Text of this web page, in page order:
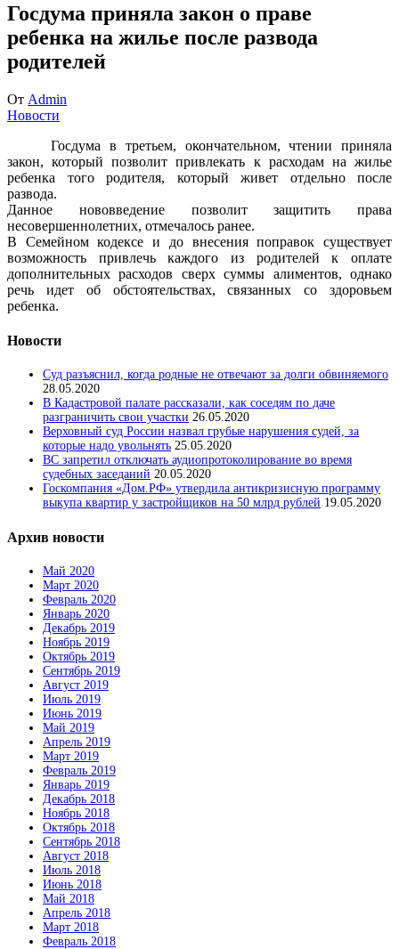
Госдума приняла закон о праве
ребенка на жилье после развода
родителей
От Admin
Новости
Госдума в третьем, окончательном, чтении приняла
закон, который позволит привлекать к расходам на жилье
ребенка того родителя, который живет отдельно после
развода.
Данное нововведение позволит защитить права
несовершеннолетних, отмечалось ранее.
В Семейном кодексе и до внесения поправок существует
возможность привлечь каждого из родителей к оплате
дополнительных расходов сверх суммы алиментов, однако
речь идет об обстоятельствах, связанных со здоровьем
ребенка.
Новости
Суд разъяснил, когда родные не отвечают за долги обвиняемого
28.05.2020
В Кадастровой палате рассказали, как соседям по даче
разграничить свои участки 26.05.2020
Верховный суд России назвал грубые нарушения судей, за
которые надо увольнять 25.05.2020
ВС запретил отключать аудиопротоколирование во время
судебных заседаний 20.05.2020
Госкомпания «Дом.РФ» утвердила антикризисную программу
выкупа квартир у застройщиков на 50 млрд рублей 19.05.2020
Архив новости
Май 2020
Март 2020
Февраль 2020
Январь 2020
Декабрь 2019
Ноябрь 2019
Октябрь 2019
Сентябрь 2019
Август 2019
Июль 2019
Июнь 2019
Май 2019
Апрель 2019
Март 2019
Февраль 2019
Январь 2019
Декабрь 2018
Ноябрь 2018
Октябрь 2018
Сентябрь 2018
Август 2018
Июль 2018
Июнь 2018
Май 2018
Апрель 2018
Март 2018
Февраль 2018